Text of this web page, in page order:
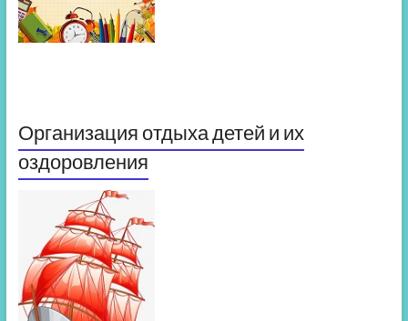
Организация отдыха детей и их
оздоровления